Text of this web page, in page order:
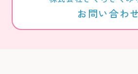
お問い合わ